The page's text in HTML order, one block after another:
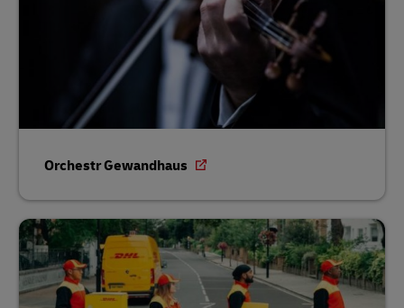
Orchestr Gewandhaus